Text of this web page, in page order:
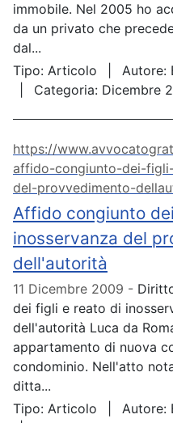
immobile. Nel 2005 ho
da un privato che
dal...
Tipo: Articolo Autore:
Categoria: Dicembre
Affido congiunto
inosservanza del
dell'autorità
https://
affido-congiunto-dei-
del-provvedimento-
11 Dicembre 2009
dei figli e reato di
dell'autorità Luca da
appartamento di nuova
condominio. Nell'atto
ditta...
Tipo: Articolo Autore: